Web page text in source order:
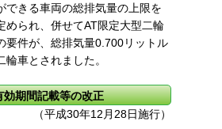
できる車両の総排気量の上限を
められ、併せてAT限定大型二輪
要件が、総排気量0.700リットル
輪車とされました。
効期間記載等の改正
（平成30年12月28日施行）